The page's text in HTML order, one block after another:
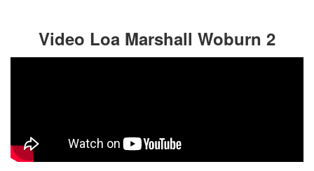
Video Loa Marshall Woburn 2